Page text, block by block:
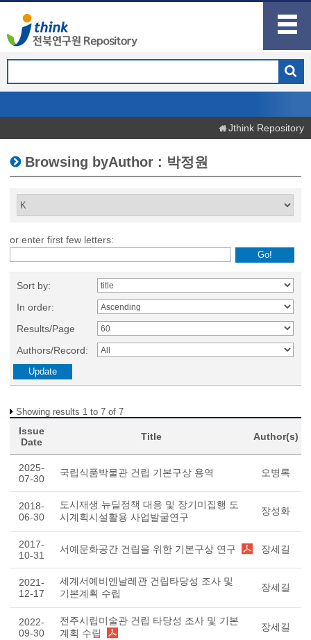
Jthink Repository
Browsing byAuthor : 박정원
or enter first few letters:
Sort by:
In order:
Results/Page
Authors/Record:
Showing results 1 to 7 of 7
Issue
Date
Title Author(s)
2025-
07-30
국립식품박물관 건립 기본구상 용역 오병록
2018-
06-30
도시재생 뉴딜정책 대응 및 장기미집행 도
시계획시설활용 사업발굴연구
장성화
2017-
10-31
서예문화공간 건립을 위한 기본구상 연구 장세길
2021-
12-17
세계서예비엔날레관 건립타당성 조사 및
기본계획 수립
장세길
2022-
09-30
전주시립미술관 건립 타당성 조사 및 기본
계획 수립
장세길